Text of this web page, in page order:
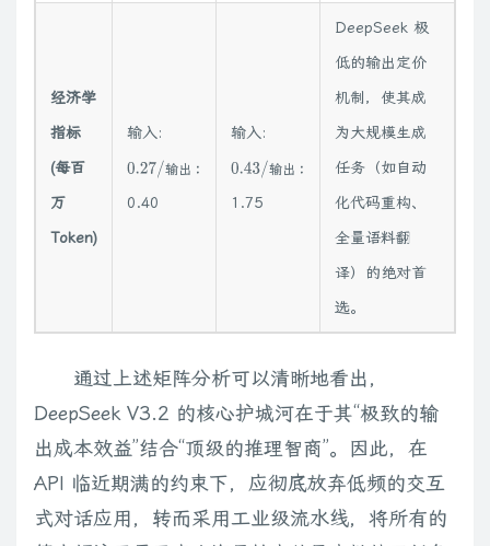
经济学
指标
(每百
万
Token)
输入:
输出
0.27/输出 :
0.40
输入:
输出
0.43/输出 :
1.75
DeepSeek 极
低的输出定价
机制，使其成
为大规模生成
任务（如自动
化代码重构、
全量语料翻
译）的绝对首
选。
通过上述矩阵分析可以清晰地看出，
DeepSeek V3.2 的核心护城河在于其“极致的输
出成本效益”结合“顶级的推理智商”。因此，在
API 临近期满的约束下，应彻底放弃低频的交互
式对话应用，转而采用工业级流水线，将所有的